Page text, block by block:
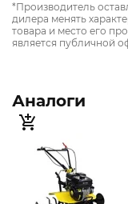
*Производитель
дилера менять
товара и место его
является публичной
Аналоги